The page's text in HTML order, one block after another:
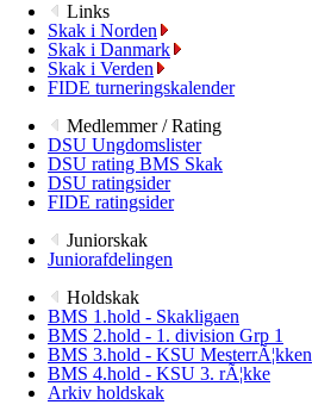
Links
Skak i Norden
Skak i Danmark
Skak i Verden
FIDE turneringskalender
Medlemmer / Rating
DSU Ungdomslister
DSU rating BMS Skak
DSU ratingsider
FIDE ratingsider
Juniorskak
Juniorafdelingen
Holdskak
BMS 1.hold - Skakligaen
BMS 2.hold - 1. division Grp 1
BMS 3.hold - KSU MesterrÃ¦kken
BMS 4.hold - KSU 3. rÃ¦kke
Arkiv holdskak